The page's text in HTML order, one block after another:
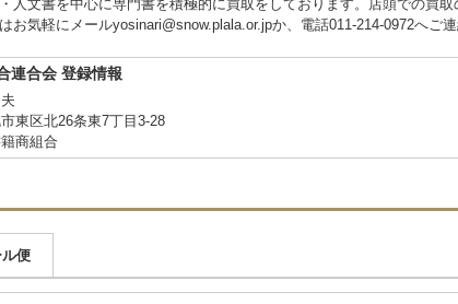
人文書を中心に専門書を積極的に買取をしております。店頭での買
お気軽にメールyosinari@snow.plala.or.jpか、電話011-214-0972へご連
連合会 登録情報
東区北26条東7丁目3-28
商組合
便